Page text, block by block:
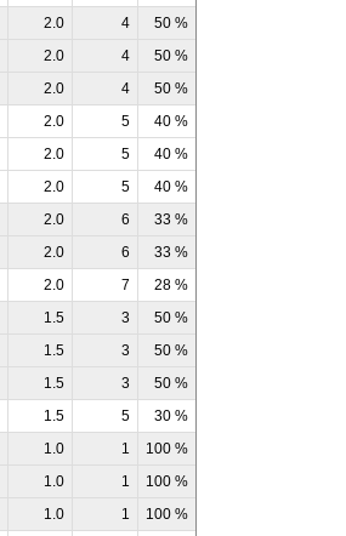
2.0 4
50 %
2.0 4
50 %
2.0 4
50 %
2.0 5
40 %
2.0 5
40 %
2.0 5
40 %
2.0 6
33 %
2.0 6
33 %
2.0 7
28 %
1.5 3
50 %
1.5 3
50 %
1.5 3
50 %
1.5 5
30 %
1.0 1
100 %
1.0 1
100 %
1.0 1
100 %